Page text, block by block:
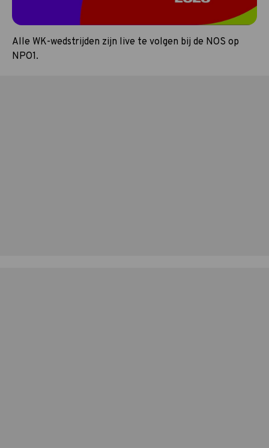
Alle WK-wedstrijden zijn live te volgen bij de NOS op
NPO1.